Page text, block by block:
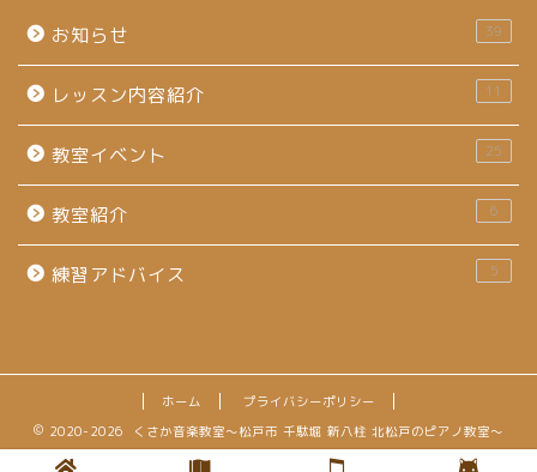
お知らせ 39
レッスン内容紹介 11
教室イベント 25
教室紹介 6
練習アドバイス 5
ホーム
プライバシーポリシー
2020-2026 くさか音楽教室～松戸市 千駄堀 新八柱 北松戸のピアノ教室～